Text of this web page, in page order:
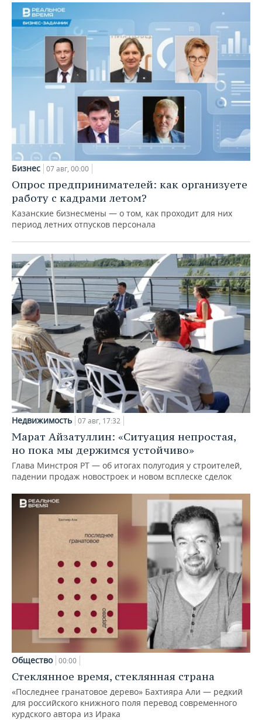
Бизнес 07 авг, 00:00
Опрос предпринимателей: как организуете
работу с кадрами летом?
Казанские бизнесмены — о том, как проходит для них
период летних отпусков персонала
Недвижимость 07 авг, 17:32
Марат Айзатуллин: «Ситуация непростая,
но пока мы держимся устойчиво»
Глава Минстроя РТ — об итогах полугодия у строителей,
падении продаж новостроек и новом всплеске сделок
Общество 00:00
Стеклянное время, стеклянная страна
«Последнее гранатовое дерево» Бахтияра Али — редкий
для российского книжного поля перевод современного
курдского автора из Ирака